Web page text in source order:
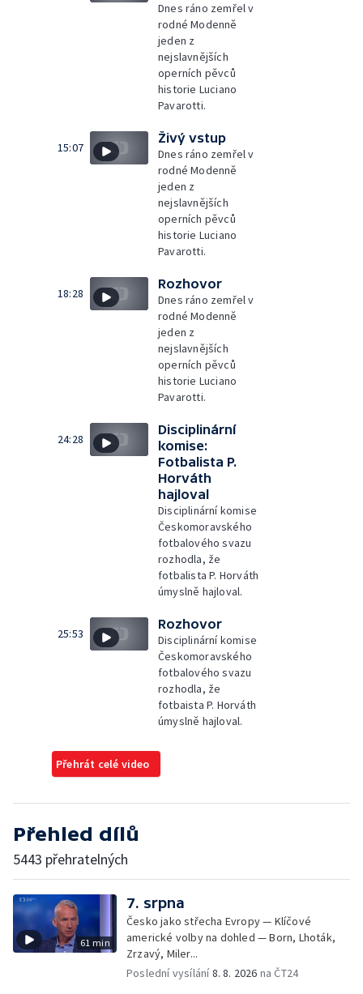
Dnes ráno zemřel v
rodné Modenně
jeden z
nejslavnějších
operních pěvců
historie Luciano
Pavarotti.
15:07
Živý vstup
Dnes ráno zemřel v
rodné Modenně
jeden z
nejslavnějších
operních pěvců
historie Luciano
Pavarotti.
18:28
Rozhovor
Dnes ráno zemřel v
rodné Modenně
jeden z
nejslavnějších
operních pěvců
historie Luciano
Pavarotti.
24:28
Disciplinární
komise:
Fotbalista P.
Horváth
hajloval
Disciplinární komise
Českomoravského
fotbalového svazu
rozhodla, že
fotbalista P. Horváth
úmyslně hajloval.
25:53
Rozhovor
Disciplinární komise
Českomoravského
fotbalového svazu
rozhodla, že
fotbaista P. Horváth
úmyslně hajloval.
Přehrát celé video
Přehled dílů
5443 přehratelných
61 min
7. srpna
Česko jako střecha Evropy — Klíčové
americké volby na dohled — Born, Lhoták,
Zrzavý, Miler...
Poslední vysílání8. 8. 2026 na ČT24